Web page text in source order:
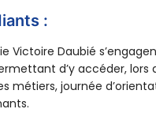
:
Victoire Daubié
d’y accéder, lors
journée